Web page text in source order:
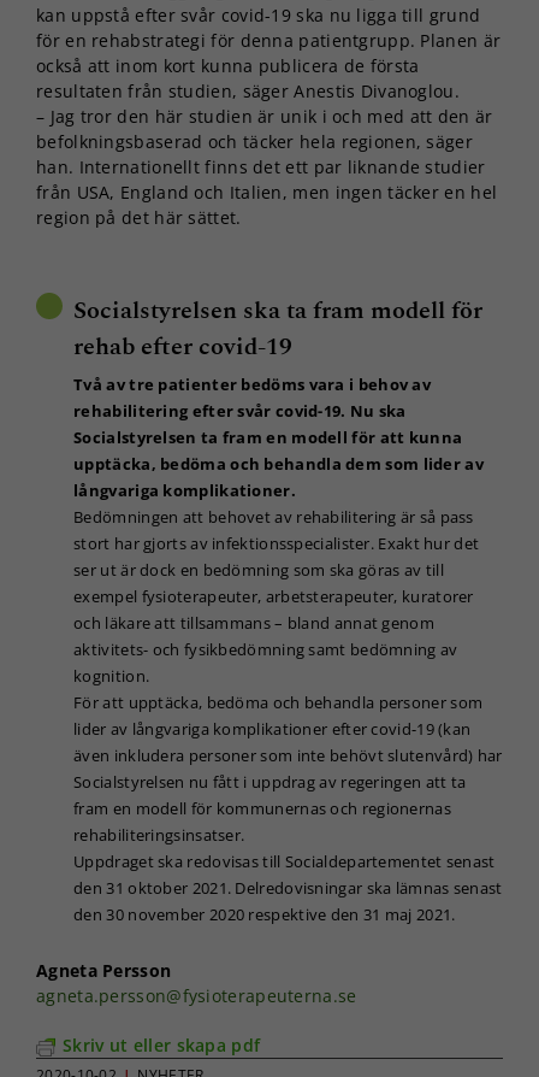
kan uppstå efter svår covid-19 ska nu ligga till grund
för en rehabstrategi för denna patientgrupp. Planen är
också att inom kort kunna publicera de första
resultaten från studien, säger Anestis Divanoglou.
– Jag tror den här studien är unik i och med att den är
befolkningsbaserad och täcker hela regionen, säger
han. Internationellt finns det ett par liknande studier
från USA, England och Italien, men ingen täcker en hel
region på det här sättet.
Socialstyrelsen ska ta fram modell för
rehab efter covid-19
Två av tre patienter bedöms vara i behov av
rehabilitering efter svår covid-19. Nu ska
Socialstyrelsen ta fram en modell för att kunna
upptäcka, bedöma och behandla dem som lider av
långvariga komplikationer.
Bedömningen att behovet av rehabilitering är så pass
stort har gjorts av infektionsspecialister. Exakt hur det
ser ut är dock en bedömning som ska göras av till
exempel fysioterapeuter, arbetsterapeuter, kuratorer
och läkare att tillsammans – bland annat genom
aktivitets- och fysikbedömning samt bedömning av
kognition.
För att upptäcka, bedöma och behandla personer som
lider av långvariga komplikationer efter covid-19 (kan
även inkludera personer som inte behövt slutenvård) har
Socialstyrelsen nu fått i uppdrag av regeringen att ta
fram en modell för kommunernas och regionernas
rehabiliteringsinsatser.
Uppdraget ska redovisas till Socialdepartementet senast
den 31 oktober 2021. Delredovisningar ska lämnas senast
den 30 november 2020 respektive den 31 maj 2021.
Agneta Persson
agneta.persson@fysioterapeuterna.se
Skriv ut eller skapa pdf